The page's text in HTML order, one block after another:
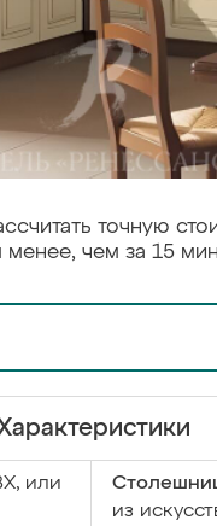
точную
менее, чем за 15
или
из